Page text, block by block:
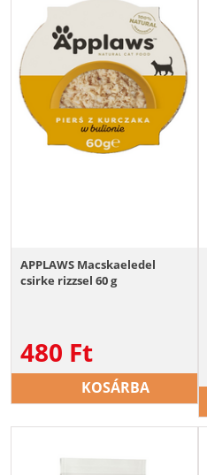
APPLAWS Macskaeledel
csirke rizzsel 60 g
480 Ft
KOSÁRBA